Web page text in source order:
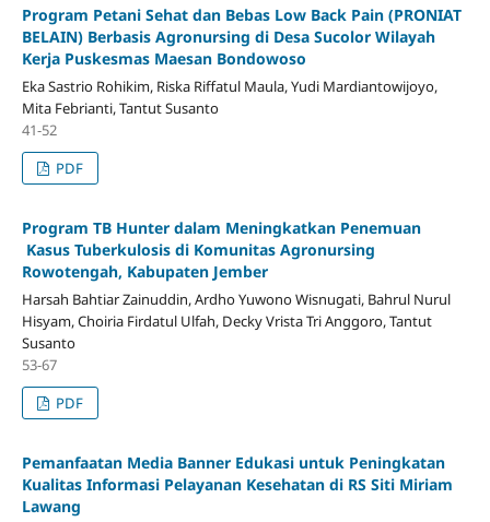
Program Petani Sehat dan Bebas Low Back Pain (PRONIAT
BELAIN) Berbasis Agronursing di Desa Sucolor Wilayah
Kerja Puskesmas Maesan Bondowoso
Eka Sastrio Rohikim, Riska Riffatul Maula, Yudi Mardiantowijoyo,
Mita Febrianti, Tantut Susanto
41-52
PDF
Program TB Hunter dalam Meningkatkan Penemuan
Kasus Tuberkulosis di Komunitas Agronursing
Rowotengah, Kabupaten Jember
Harsah Bahtiar Zainuddin, Ardho Yuwono Wisnugati, Bahrul Nurul
Hisyam, Choiria Firdatul Ulfah, Decky Vrista Tri Anggoro, Tantut
Susanto
53-67
PDF
Pemanfaatan Media Banner Edukasi untuk Peningkatan
Kualitas Informasi Pelayanan Kesehatan di RS Siti Miriam
Lawang